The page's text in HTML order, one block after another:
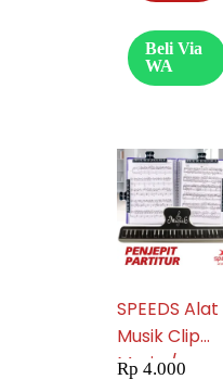
Akustik /
Klasik 049-15
Beli Via
WA
SPEEDS Alat
Musik Clip
Music /
Rp 4.000